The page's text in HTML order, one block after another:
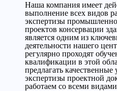
Наша компания имеет
выполнение всех видов
экспертизы
проектов консервации
является одним из
деятельности нашего
регулярно проходят
квалификации в этой
предлагать качественные
экспертизы проектной
работаем со всеми